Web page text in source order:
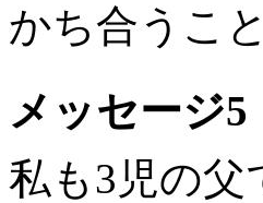
かち合うこ
メッセージ5
私も3児の父